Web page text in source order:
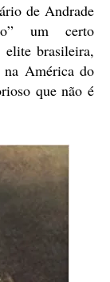
de Andrade
um certo
elite brasileira,
na América do
que não é